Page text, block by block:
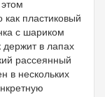
пластиковый
с шариком
в лапах
рассеянный
в нескольких